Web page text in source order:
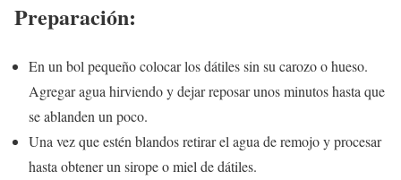
Preparación:
En un bol pequeño colocar los dátiles sin su carozo o hueso.
Agregar agua hirviendo y dejar reposar unos minutos hasta que
se ablanden un poco.
Una vez que estén blandos retirar el agua de remojo y procesar
hasta obtener un sirope o miel de dátiles.